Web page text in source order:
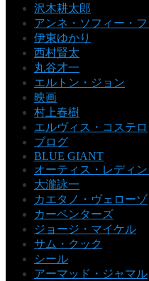
沢木耕太郎
アンネ・ソフィー・
伊東ゆかり
西村賢太
丸谷才一
エルトン・ジョン
映画
村上春樹
エルヴィス・コステロ
ブログ
BLUE GIANT
オーティス・レディ
大瀧詠一
カエタノ・ヴェローゾ
カーペンターズ
ジョージ・マイケル
サム・クック
シール
アーマッド・ジャマル